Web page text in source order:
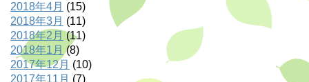
2018年4月 (15)
2018年3月 (11)
2018年2月 (11)
2018年1月 (8)
2017年12月 (10)
2017年11月 (7)